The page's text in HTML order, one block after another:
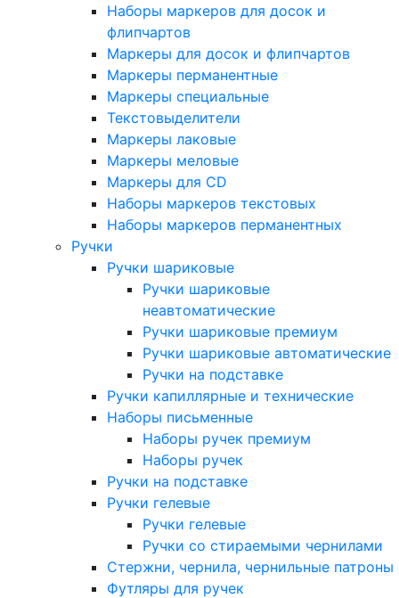
Наборы маркеров для досок и
флипчартов
Маркеры для досок и флипчартов
Маркеры перманентные
Маркеры специальные
Текстовыделители
Маркеры лаковые
Маркеры меловые
Маркеры для CD
Наборы маркеров текстовых
Наборы маркеров перманентных
Ручки
Ручки шариковые
Ручки шариковые
неавтоматические
Ручки шариковые премиум
Ручки шариковые автоматические
Ручки на подставке
Ручки капиллярные и технические
Наборы письменные
Наборы ручек премиум
Наборы ручек
Ручки на подставке
Ручки гелевые
Ручки гелевые
Ручки со стираемыми чернилами
Стержни, чернила, чернильные патроны
Футляры для ручек